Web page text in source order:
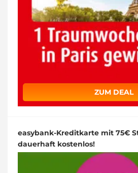
ZUM DEAL
easybank-Kreditkarte mit 75€
dauerhaft kostenlos!